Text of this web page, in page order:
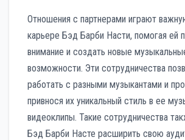
Отношения с партнерами играют
карьере Бэд Барби Насти, помогая ей
внимание и создать новые
возможности. Эти сотрудничества
работать с разными музыкантами и
привнося их уникальный стиль в ее
видеоклипы. Такие сотрудничества
Бэд Барби Насте расширить свою